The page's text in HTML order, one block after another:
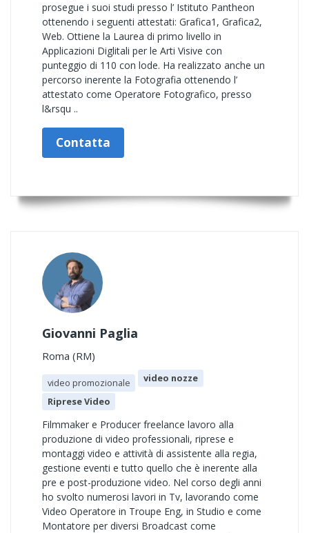
prosegue i suoi studi presso l’ Istituto Pantheon
ottenendo i seguenti attestati: Grafica1, Grafica2,
Web. Ottiene la Laurea di primo livello in
Applicazioni Diglitali per le Arti Visive con
punteggio di 110 con lode. Ha realizzato anche un
percorso inerente la Fotografia ottenendo l’
attestato come Operatore Fotografico, presso
l&rsqu ..
Contatta
Giovanni Paglia
Roma (RM)
video promozionale
video nozze
Riprese Video
Filmmaker e Producer freelance lavoro alla
produzione di video professionali, riprese e
montaggi video e attività di assistente alla regia,
gestione eventi e tutto quello che è inerente alla
pre e post-produzione video. Nel corso degli anni
ho svolto numerosi lavori in Tv, lavorando come
Video Operatore in Troupe Eng, in Studio e come
Montatore per diversi Broadcast come